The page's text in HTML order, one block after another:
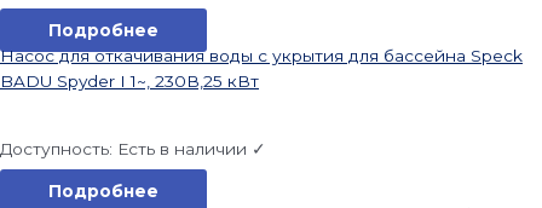
Подробнее
Насос для откачивания воды с укрытия для бассейна Speck
BADU Spyder I 1~, 230В,25 кВт
Доступность: Есть в наличии ✓
Подробнее